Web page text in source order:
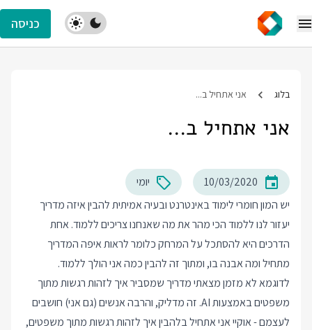
כניסה
בלוג אני אתחיל ב...
אני אתחיל ב...
10/03/2020
יומי
יש המון חומרי לימוד באינטרנט ובעיה אמיתית להבין איזה מדריך
יעזור לנו ללמוד הכי מהר את מה שאנחנו צריכים ללמוד. אחת
הדרכים היא להסתכל על המרחק כלומר לראות איפה המדריך
מתחיל ומה אבנה בו, ומתוך זה להבין כמה אני הולך ללמוד.
לדוגמא לא מזמן מצאתימדריך שמסביר איך לזהות רגשות מתוך
משפטים באמצעות AI. זה מדליק, והרבה אנשים (גם אני) חושבים
לעצמם - אוקיי אני אתחיל בלהבין איך לזהות רגשות מתוך משפטים,